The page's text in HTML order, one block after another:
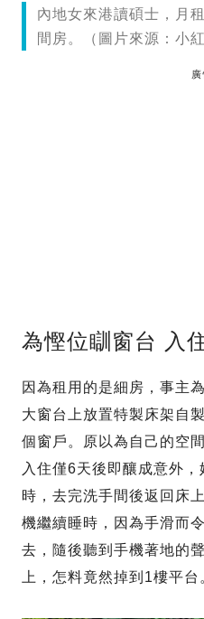
內地女來港讀碩士，月
間房。（圖片來源：小紅
廣
為慳位瞓窗台 入
因為租用的是細房，事主
大窗台上放置特製床架自
個窗戶。原以為自己的空
入住僅6天後即釀成意外
時，去完洗手間後返回床
機繼續睡時，因為手滑而
去，隨後聽到手機著地的
上，怎料竟然掉到1樓平台